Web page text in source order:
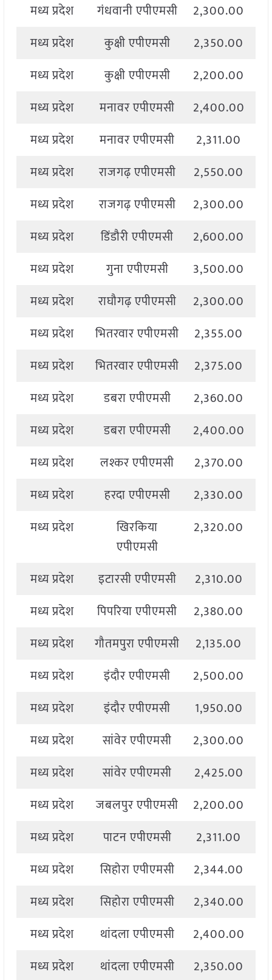
मध्य प्रदेश
गंधवानी एपीएमसी 2,300.00
मध्य प्रदेश
कुक्षी एपीएमसी 2,350.00
मध्य प्रदेश
कुक्षी एपीएमसी 2,200.00
मध्य प्रदेश
मनावर एपीएमसी 2,400.00
मध्य प्रदेश
मनावर एपीएमसी 2,311.00
मध्य प्रदेश
राजगढ़ एपीएमसी 2,550.00
मध्य प्रदेश
राजगढ़ एपीएमसी 2,300.00
मध्य प्रदेश
डिंडौरी एपीएमसी 2,600.00
मध्य प्रदेश
गुना एपीएमसी 3,500.00
मध्य प्रदेश
राघौगढ़ एपीएमसी 2,300.00
मध्य प्रदेश
भितरवार एपीएमसी 2,355.00
मध्य प्रदेश
भितरवार एपीएमसी 2,375.00
मध्य प्रदेश
डबरा एपीएमसी 2,360.00
मध्य प्रदेश
डबरा एपीएमसी 2,400.00
मध्य प्रदेश
लश्कर एपीएमसी 2,370.00
मध्य प्रदेश
हरदा एपीएमसी 2,330.00
मध्य प्रदेश
खिरकिया
एपीएमसी
2,320.00
मध्य प्रदेश इटारसी एपीएमसी 2,310.00
मध्य प्रदेश
पिपरिया एपीएमसी 2,380.00
मध्य प्रदेश
गौतमपुरा एपीएमसी 2,135.00
मध्य प्रदेश
इंदौर एपीएमसी 2,500.00
मध्य प्रदेश
इंदौर एपीएमसी 1,950.00
मध्य प्रदेश
सांवेर एपीएमसी 2,300.00
मध्य प्रदेश
सांवेर एपीएमसी 2,425.00
मध्य प्रदेश
जबलपुर एपीएमसी 2,200.00
मध्य प्रदेश
पाटन एपीएमसी 2,311.00
मध्य प्रदेश
सिहोरा एपीएमसी 2,344.00
मध्य प्रदेश
सिहोरा एपीएमसी 2,340.00
मध्य प्रदेश
थांदला एपीएमसी 2,400.00
मध्य प्रदेश
थांदला एपीएमसी 2,350.00